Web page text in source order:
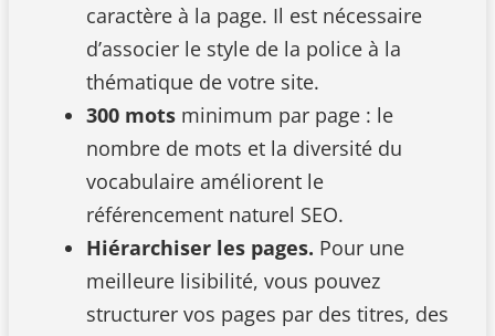
caractère à la page. Il est nécessaire
d’associer le style de la police à la
thématique de votre site.
300 mots minimum par page : le
nombre de mots et la diversité du
vocabulaire améliorent le
référencement naturel SEO.
Hiérarchiser les pages. Pour une
meilleure lisibilité, vous pouvez
structurer vos pages par des titres, des